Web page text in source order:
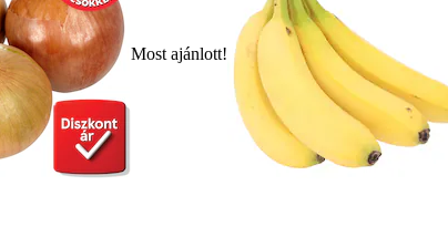
Most ajánlott!